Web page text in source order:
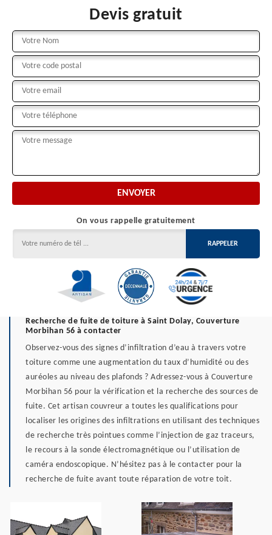
Devis gratuit
On vous rappelle gratuitement
Recherche de fuite de toiture à Saint Dolay, Couverture
Morbihan 56 à contacter
Observez-vous des signes d’infiltration d’eau à travers votre
toiture comme une augmentation du taux d’humidité ou des
auréoles au niveau des plafonds ? Adressez-vous à Couverture
Morbihan 56 pour la vérification et la recherche des sources de
fuite. Cet artisan couvreur a toutes les qualifications pour
localiser les origines des infiltrations en utilisant des techniques
de recherche très pointues comme l’injection de gaz traceurs,
le recours à la sonde électromagnétique ou l’utilisation de
caméra endoscopique. N’hésitez pas à le contacter pour la
recherche de fuite avant toute réparation de votre toit.